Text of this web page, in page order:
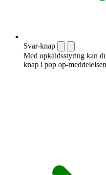
Svar-knap
Med opkaldsstyring kan
knap i pop op-